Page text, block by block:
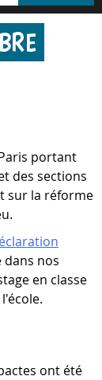
portant
des sections
sur la réforme
nos
en classe
ont été